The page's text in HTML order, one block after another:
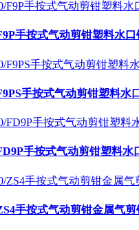
手按式气动剪钳塑料水
手按式气动剪钳塑料水
手按式气动剪钳塑料水
手按式气动剪钳金属气